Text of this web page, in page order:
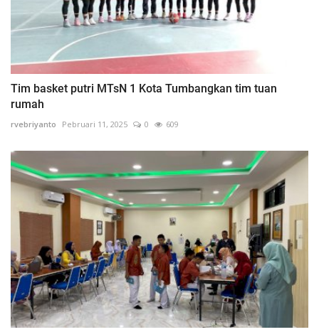
Tim basket putri MTsN 1 Kota Tumbangkan tim tuan
rumah
rvebriyanto Pebruari 11, 2025 0 609